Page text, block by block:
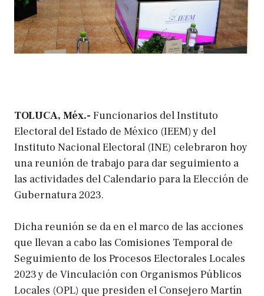
TOLUCA, Méx.- Funcionarios del Instituto
Electoral del Estado de México (IEEM) y del
Instituto Nacional Electoral (INE) celebraron hoy
una reunión de trabajo para dar seguimiento a
las actividades del Calendario para la Elección de
Gubernatura 2023.
Dicha reunión se da en el marco de las acciones
que llevan a cabo las Comisiones Temporal de
Seguimiento de los Procesos Electorales Locales
2023 y de Vinculación con Organismos Públicos
Locales (OPL) que presiden el Consejero Martín